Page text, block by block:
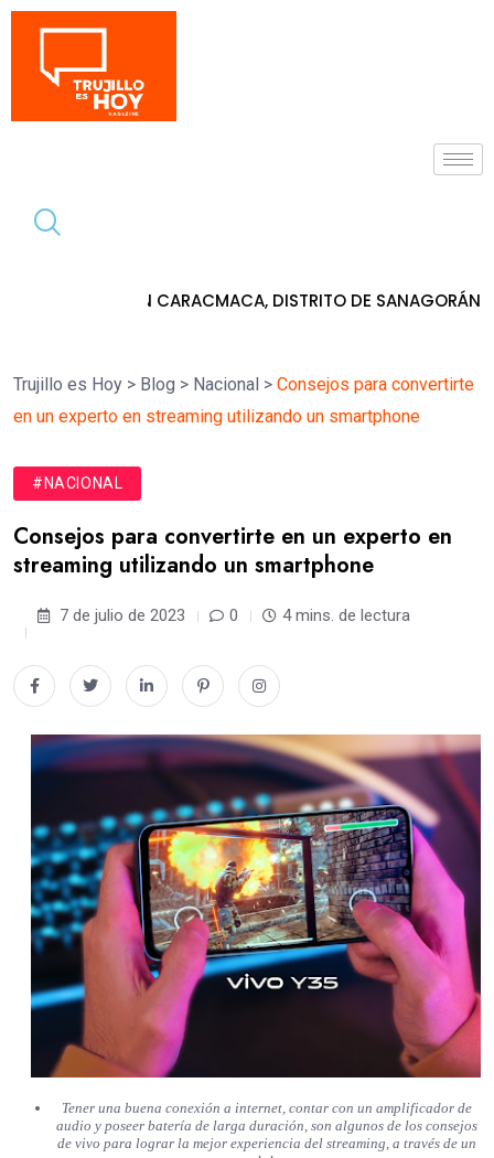
DISTRITO DE SANAGORÁN 7 de agosto de 2026
Trujillo es Hoy > Blog > Nacional > Consejos para convertirte
en un experto en streaming utilizando un smartphone
#NACIONAL
Consejos para convertirte en un experto en
streaming utilizando un smartphone
7 de julio de 2023 0 4 mins. de lectura
Tener una buena conexión a internet, contar con un amplificador de
audio y poseer batería de larga duración, son algunos de los consejos
de vivo para lograr la mejor experiencia del streaming, a través de un